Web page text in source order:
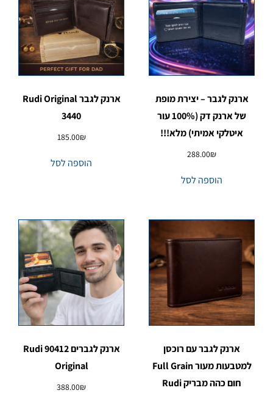
ארנק לגבר – יצירת מופת
של ארנק דק (100% עור
איטלקי אמיתי) מלא!!!
288.00₪
הוספה לסל
ארנק לגבר Rudi Original
3440
185.00₪
הוספה לסל
ארנק לגבר עם רוכסן
למטבעות מעור Full Grain
חום כהה מבריק Rudi
ארנק לגברים 90412 Rudi
Original
388.00₪